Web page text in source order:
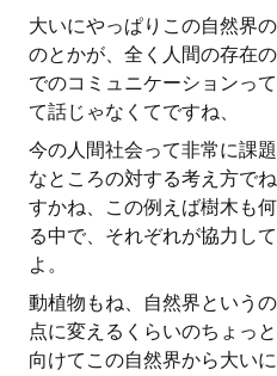
大いにやっぱりこの自然界
のとかが、全く人間の存在
でのコミュニケーションっ
て話じゃなくてですね、
今の人間社会って非常に課
なところの対する考え方で
すかね、この例えば樹木も
る中で、それぞれが協力し
よ。
動植物もね、自然界という
点に変えるくらいのちょっ
向けてこの自然界から大い